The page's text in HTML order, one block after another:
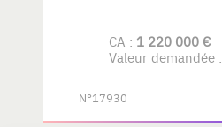
CA : 1 220 000 €
Valeur demandée :
N°17930